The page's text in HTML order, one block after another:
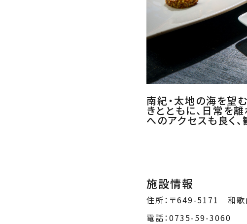
南紀・太地の海を望
きとともに、日常を
へのアクセスも良く
施設情報
住所：〒649-5171 和歌
電話：0735-59-3060